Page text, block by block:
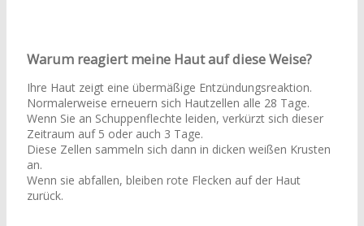
Warum reagiert meine Haut auf diese Weise?
Ihre Haut zeigt eine übermäßige Entzündungsreaktion.
Normalerweise erneuern sich Hautzellen alle 28 Tage.
Wenn Sie an Schuppenflechte leiden, verkürzt sich dieser
Zeitraum auf 5 oder auch 3 Tage.
Diese Zellen sammeln sich dann in dicken weißen Krusten
an.
Wenn sie abfallen, bleiben rote Flecken auf der Haut
zurück.